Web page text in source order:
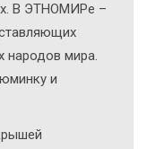
В ЭТНОМИРе –
народов мира.
и